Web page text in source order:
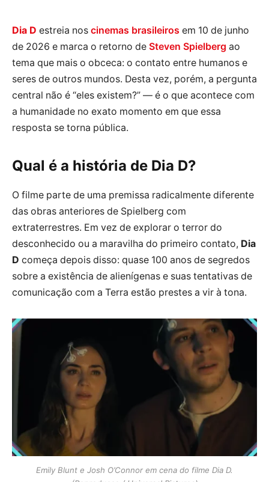
Dia D estreia nos cinemas brasileiros em 10 de junho
de 2026 e marca o retorno de Steven Spielberg ao
tema que mais o obceca: o contato entre humanos e
seres de outros mundos. Desta vez, porém, a pergunta
central não é “eles existem?” — é o que acontece com
a humanidade no exato momento em que essa
resposta se torna pública.
Qual é a história de Dia D?
O filme parte de uma premissa radicalmente diferente
das obras anteriores de Spielberg com
extraterrestres. Em vez de explorar o terror do
desconhecido ou a maravilha do primeiro contato, Dia
D começa depois disso: quase 100 anos de segredos
sobre a existência de alienígenas e suas tentativas de
comunicação com a Terra estão prestes a vir à tona.
Emily Blunt e Josh O’Connor em cena do filme Dia D.